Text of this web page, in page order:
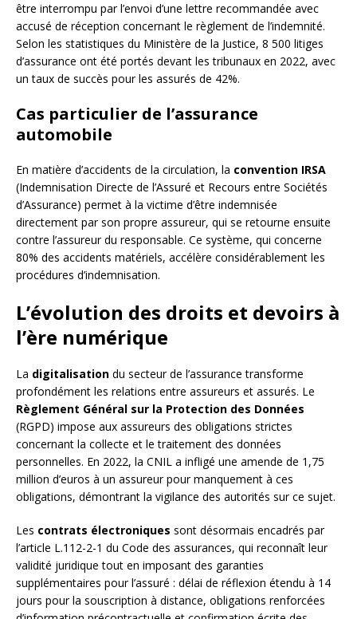
être interrompu par l’envoi d’une lettre recommandée avec
accusé de réception concernant le règlement de l’indemnité.
Selon les statistiques du Ministère de la Justice, 8 500 litiges
d’assurance ont été portés devant les tribunaux en 2022, avec
un taux de succès pour les assurés de 42%.
Cas particulier de l’assurance
automobile
En matière d’accidents de la circulation, la convention IRSA
(Indemnisation Directe de l’Assuré et Recours entre Sociétés
d’Assurance) permet à la victime d’être indemnisée
directement par son propre assureur, qui se retourne ensuite
contre l’assureur du responsable. Ce système, qui concerne
80% des accidents matériels, accélère considérablement les
procédures d’indemnisation.
L’évolution des droits et devoirs à
l’ère numérique
La digitalisation du secteur de l’assurance transforme
profondément les relations entre assureurs et assurés. Le
Règlement Général sur la Protection des Données
(RGPD) impose aux assureurs des obligations strictes
concernant la collecte et le traitement des données
personnelles. En 2022, la CNIL a infligé une amende de 1,75
million d’euros à un assureur pour manquement à ces
obligations, démontrant la vigilance des autorités sur ce sujet.
Les contrats électroniques sont désormais encadrés par
l’article L.112-2-1 du Code des assurances, qui reconnaît leur
validité juridique tout en imposant des garanties
supplémentaires pour l’assuré : délai de réflexion étendu à 14
jours pour la souscription à distance, obligations renforcées